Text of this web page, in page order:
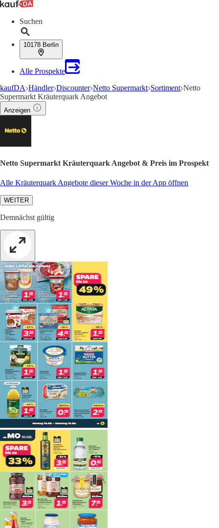
Suchen
10178 Berlin
Alle Prospekte
kaufDA Händler Discounter Netto Supermarkt Sortiment Netto
Supermarkt Kräuterquark Angebot
Anzeigen
Netto Supermarkt Kräuterquark Angebot & Preis im Prospekt
Alle Kräuterquark Angebote dieser Woche in der App öffnen
WEITER
Demnächst gültig